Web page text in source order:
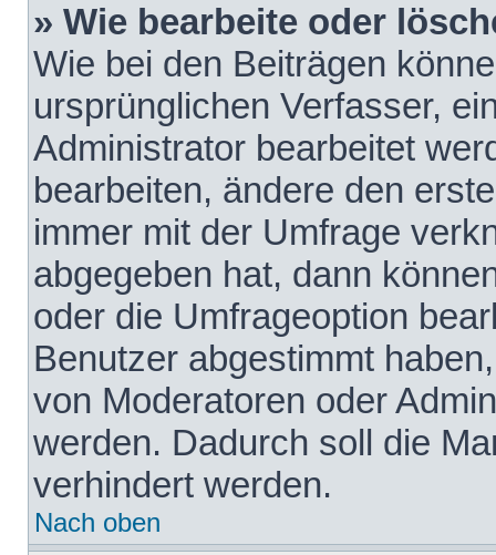
» Wie bearbeite oder
Wie bei den Beiträgen
ursprünglichen Verfasser,
Administrator bearbeitet
bearbeiten, ändere den
immer mit der Umfrage
abgegeben hat, dann
oder die Umfrageoption
Benutzer abgestimmt
von Moderatoren oder
werden. Dadurch soll die
verhindert werden.
Nach oben